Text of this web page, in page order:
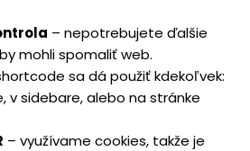
– nepotrebujete ďalšie
mohli spomaliť web.
sa dá použiť kdekoľvek:
v sidebare, alebo na stránke
– využívame cookies, takže je